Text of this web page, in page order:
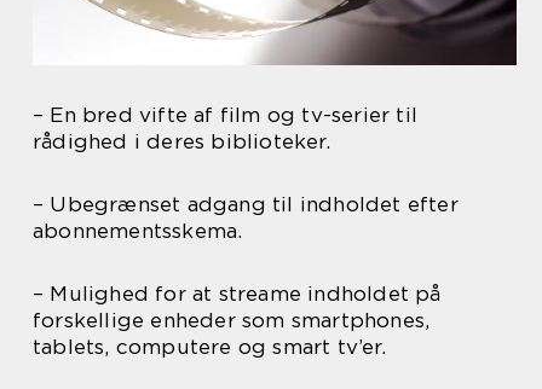
– En bred vifte af film og tv-serier til
rådighed i deres biblioteker.
– Ubegrænset adgang til indholdet efter
abonnementsskema.
– Mulighed for at streame indholdet på
forskellige enheder som smartphones,
tablets, computere og smart tv’er.